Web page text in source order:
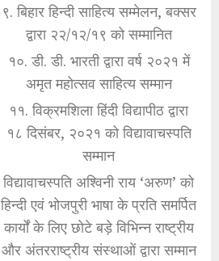
९. बिहार हिन्दी साहित्य सम्मेलन, बक्सर
द्वारा २२/१२/१९ को सम्मानित
१०. डी. डी. भारती द्वारा वर्ष २०२१ में
अमृत महोत्सव साहित्य सम्मान
११. विक्रमशिला हिंदी विद्यापीठ द्वारा
१८ दिसंबर, २०२१ को विद्यावाचस्पति
सम्मान
विद्यावाचस्पति अश्विनी राय ‘अरुण’ को
हिन्दी एवं भोजपुरी भाषा के प्रति समर्पित
कार्यों के लिए छोटे बड़े विभिन्न राष्ट्रीय
और अंतरराष्ट्रीय संस्थाओं द्वारा सम्मान